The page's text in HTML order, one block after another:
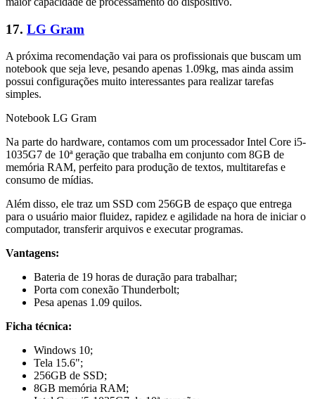
17. LG Gram
A próxima recomendação vai para os profissionais que buscam um
notebook que seja leve, pesando apenas 1.09kg, mas ainda assim
possui configurações muito interessantes para realizar tarefas
simples.
Notebook LG Gram
Na parte do hardware, contamos com um processador Intel Core i5-
1035G7 de 10ª geração que trabalha em conjunto com 8GB de
memória RAM, perfeito para produção de textos, multitarefas e
consumo de mídias.
Além disso, ele traz um SSD com 256GB de espaço que entrega
para o usuário maior fluidez, rapidez e agilidade na hora de iniciar o
computador, transferir arquivos e executar programas.
Vantagens:
Bateria de 19 horas de duração para trabalhar;
Porta com conexão Thunderbolt;
Pesa apenas 1.09 quilos.
Ficha técnica:
Windows 10;
Tela 15.6";
256GB de SSD;
8GB memória RAM;